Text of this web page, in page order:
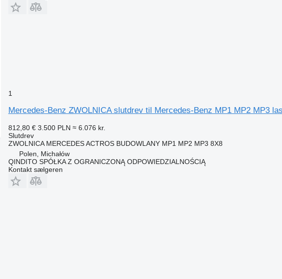
1
Mercedes-Benz ZWOLNICA slutdrev til Mercedes-Benz MP1 MP2 MP3
812,80 € 3.500 PLN ≈ 6.076 kr.
Slutdrev
ZWOLNICA MERCEDES ACTROS BUDOWLANY MP1 MP2 MP3 8X8
Polen, Michałów
QINDITO SPÓŁKA Z OGRANICZONĄ ODPOWIEDZIALNOŚCIĄ
Kontakt sælgeren